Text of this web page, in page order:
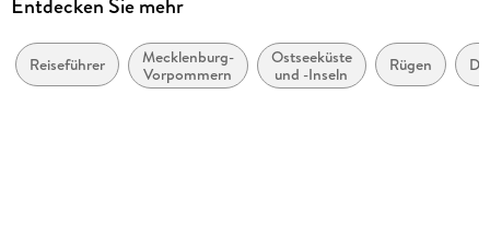
Ja
Produktart
Reiseführer
Mecklenburg-
Vorpommern
Ostseeküste
und -Inseln
Rügen